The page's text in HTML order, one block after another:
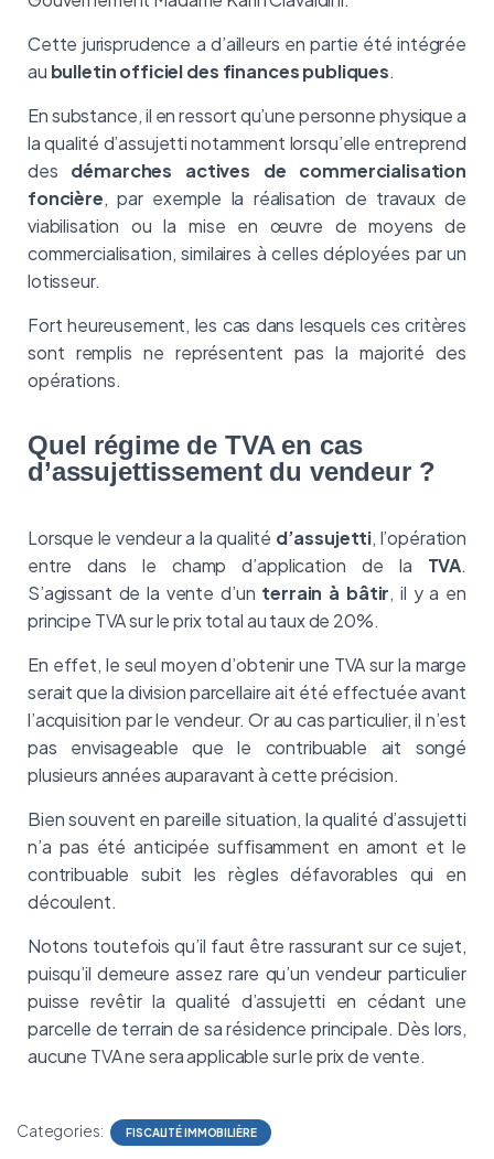
Cette jurisprudence a d’ailleurs en partie été intégrée
au bulletin officiel des finances publiques.
En substance, il en ressort qu’une personne physique a
la qualité d’assujetti notamment lorsqu’elle entreprend
des démarches actives de commercialisation
foncière, par exemple la réalisation de travaux de
viabilisation ou la mise en œuvre de moyens de
commercialisation, similaires à celles déployées par un
lotisseur.
Fort heureusement, les cas dans lesquels ces critères
sont remplis ne représentent pas la majorité des
opérations.
Quel régime de TVA en cas
d’assujettissement du vendeur ?
Lorsque le vendeur a la qualité d’assujetti, l’opération
entre dans le champ d’application de la TVA.
S’agissant de la vente d’un terrain à bâtir, il y a en
principe TVA sur le prix total au taux de 20%.
En effet, le seul moyen d’obtenir une TVA sur la marge
serait que la division parcellaire ait été effectuée avant
l’acquisition par le vendeur. Or au cas particulier, il n’est
pas envisageable que le contribuable ait songé
plusieurs années auparavant à cette précision.
Bien souvent en pareille situation, la qualité d’assujetti
n’a pas été anticipée suffisamment en amont et le
contribuable subit les règles défavorables qui en
découlent.
Notons toutefois qu’il faut être rassurant sur ce sujet,
puisqu’il demeure assez rare qu’un vendeur particulier
puisse revêtir la qualité d’assujetti en cédant une
parcelle de terrain de sa résidence principale. Dès lors,
aucune TVA ne sera applicable sur le prix de vente.
Categories: FISCALITÉ IMMOBILIÈRE